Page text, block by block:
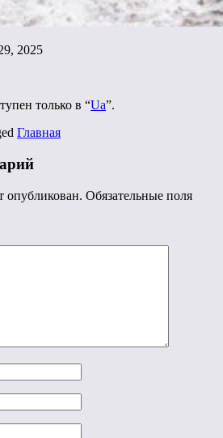
2025
только в “Ua”.
Главная
опубликован. Обязательные поля